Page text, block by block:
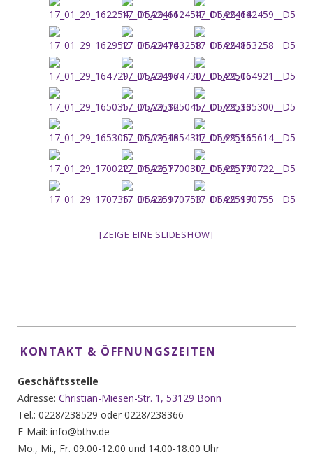
[ZEIGE EINE SLIDESHOW]
KONTAKT & ÖFFNUNGSZEITEN
Geschäftsstelle
Adresse: Christian-Miesen-Str. 1, 53129 Bonn
Tel.: 0228/238529 oder 0228/238366
E-Mail: info@bthv.de
Mo., Mi., Fr. 09.00-12.00 und 14.00-18.00 Uhr